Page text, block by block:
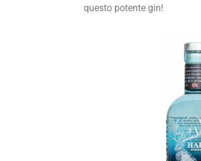
questo potente gin!